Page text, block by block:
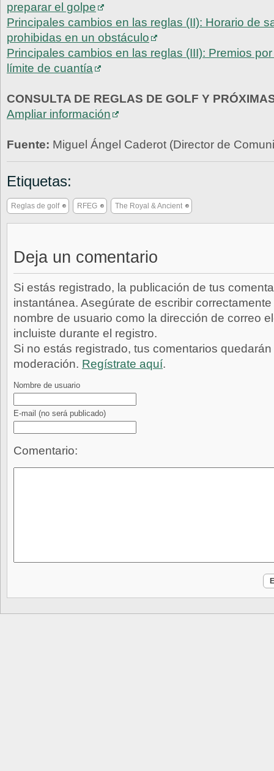
preparar el golpe
Principales cambios en las reglas (II): Horario de
prohibidas en un obstáculo
Principales cambios en las reglas (III): Premios
límite de cuantía
CONSULTA DE REGLAS DE GOLF Y
Ampliar información
Fuente: Miguel Ángel Caderot (Director de
Etiquetas:
Reglas de golf RFEG The Royal & Ancient
Deja un comentario
Si estás registrado, la publicación de tus
instantánea. Asegúrate de escribir
nombre de usuario como la dirección de correo
incluiste durante el registro.
Si no estás registrado, tus comentarios
moderación. Regístrate aquí.
Nombre de usuario
E-mail (no será publicado)
Comentario: